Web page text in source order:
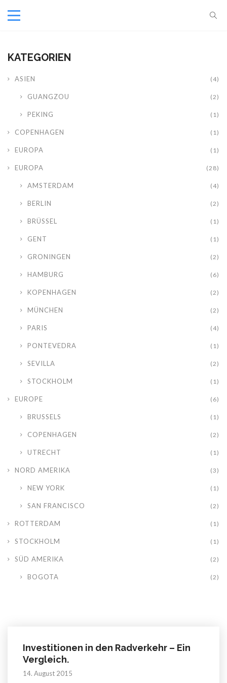
KATEGORIEN
ASIEN (4)
GUANGZOU (2)
PEKING (1)
COPENHAGEN (1)
EUROPA (1)
EUROPA (28)
AMSTERDAM (4)
BERLIN (2)
BRÜSSEL (1)
GENT (1)
GRONINGEN (2)
HAMBURG (6)
KOPENHAGEN (2)
MÜNCHEN (2)
PARIS (4)
PONTEVEDRA (1)
SEVILLA (2)
STOCKHOLM (1)
EUROPE (6)
BRUSSELS (1)
COPENHAGEN (2)
UTRECHT (1)
NORD AMERIKA (3)
NEW YORK (1)
SAN FRANCISCO (2)
ROTTERDAM (1)
STOCKHOLM (1)
SÜD AMERIKA (2)
BOGOTA (2)
Investitionen in den Radverkehr – Ein
Vergleich.
14. August 2015